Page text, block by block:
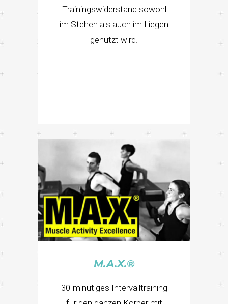
Trainingswiderstand sowohl
im Stehen als auch im Liegen
genutzt wird.
M.A.X.®
30-minütiges Intervalltraining